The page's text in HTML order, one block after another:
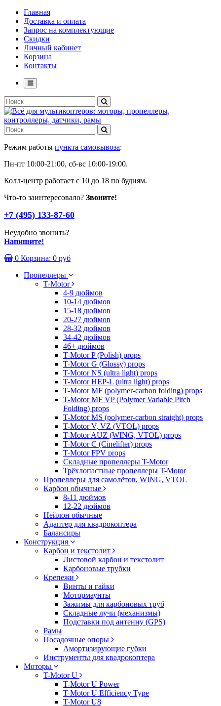
Главная
Доставка и оплата
Запрос на комплектующие
Скидки
Личный кабинет
Корзина
Контакты
Режим работы пункта самовывоза:
Пн-пт 10:00-21:00, сб-вс 10:00-19:00.
Колл-центр работает с 10 до 18 по будням.
Что-то заинтересовало? Звоните!
+7 (495) 133-87-60
Неудобно звонить?
Напишите!
0 Корзина: 0 руб
Пропеллеры
T-Motor
4-9 дюймов
10-14 дюймов
15-18 дюймов
20-27 дюймов
28-32 дюймов
34-42 дюймов
46+ дюймов
T-Motor P (Polish) props
T-Motor G (Glossy) props
T-Motor NS (ultra light) props
T-Motor HEP-L (ultra light) props
T-Motor MF (polymer-carbon folding) props
T-Motor MF VP (Polymer Variable Pitch
Folding) props
T-Motor MS (polymer-carbon straight) props
T-Motor V, VZ (VTOL) props
T-Motor AUZ (WING, VTOL) props
T-Motor C (Cinelifter) props
T-Motor FPV props
Складные пропеллеры T-Motor
Трёхлопастные пропеллеры T-Motor
Пропеллеры для самолётов, WING, VTOL
Карбон обычные
8-11 дюймов
12-22 дюймов
Нейлон обычные
Адаптер для квадрокоптера
Балансиры
Конструкция
Карбон и текстолит
Листовой карбон и текстолит
Карбоновые трубки
Крепежи
Винты и гайки
Мотормаунты
Зажимы для карбоновых труб
Складные лучи (механизмы)
Подставки под антенну (GPS)
Рамы
Посадочные опоры
Амортизирующие губки
Инструменты для квадрокоптера
Моторы
T-Motor U
T-Motor U Power
T-Motor U Efficiency Type
T-Motor U8